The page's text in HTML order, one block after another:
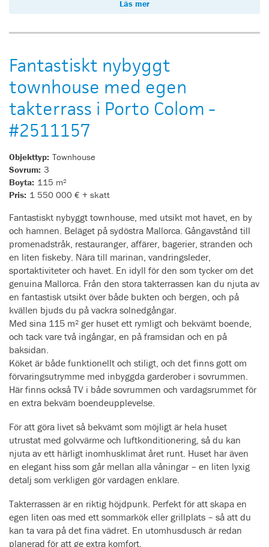
Läs mer
Fantastiskt nybyggt
townhouse med egen
takterrass i Porto Colom -
#2511157
Objekttyp: Townhouse
Sovrum: 3
Boyta: 115 m²
Pris: 1 550 000 € + skatt
Fantastiskt nybyggt townhouse, med utsikt mot havet, en by
och hamnen. Beläget på sydöstra Mallorca. Gångavstånd till
promenadstråk, restauranger, affärer, bagerier, stranden och
en liten fiskeby. Nära till marinan, vandringsleder,
sportaktiviteter och havet. En idyll för den som tycker om det
genuina Mallorca. Från den stora takterrassen kan du njuta av
en fantastisk utsikt över både bukten och bergen, och på
kvällen bjuds du på vackra solnedgångar.
Med sina 115 m² ger huset ett rymligt och bekvämt boende,
och tack vare två ingångar, en på framsidan och en på
baksidan.
Köket är både funktionellt och stiligt, och det finns gott om
förvaringsutrymme med inbyggda garderober i sovrummen.
Här finns också TV i både sovrummen och vardagsrummet för
en extra bekväm boendeupplevelse.
För att göra livet så bekvämt som möjligt är hela huset
utrustat med golvvärme och luftkonditionering, så du kan
njuta av ett härligt inomhusklimat året runt. Huset har även
en elegant hiss som går mellan alla våningar – en liten lyxig
detalj som verkligen gör vardagen enklare.
Takterrassen är en riktig höjdpunk. Perfekt för att skapa en
egen liten oas med ett sommarkök eller grillplats – så att du
kan ta vara på det fina vädret. En utomhusdusch är redan
planerad för att ge extra komfort.